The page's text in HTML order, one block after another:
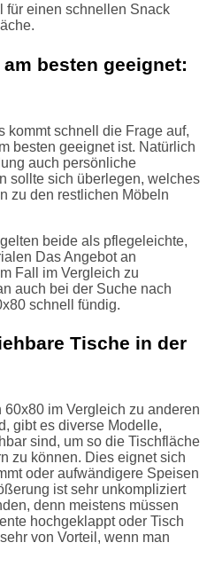
für einen schnellen Snack
besten geeignet:
kommt schnell die Frage auf,
besten geeignet ist. Natürlich
auch persönliche
sollte sich überlegen, welches
zu den restlichen Möbeln
beide als pflegeleichte,
Das Angebot an
Fall im Vergleich zu
auch bei der Suche nach
schnell fündig.
Tische in der
im Vergleich zu anderen
gibt es diverse Modelle,
sind, um so die Tischfläche
zu können. Dies eignet sich
oder aufwändigere Speisen
ist sehr unkompliziert
denn meistens müssen
hochgeklappt oder Tisch
von Vorteil, wenn man